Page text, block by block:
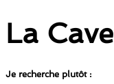
La Cave
Je recherche plutôt :